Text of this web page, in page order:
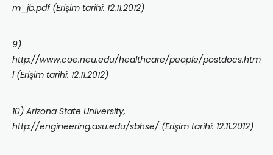
m_jb.pdf (Erişim tarihi: 12.11.2012)
9)
http://www.coe.neu.edu/healthcare/people/postdocs.htm
l (Erişim tarihi: 12.11.2012)
10) Arizona State University,
http://engineering.asu.edu/sbhse/ (Erişim tarihi: 12.11.2012)